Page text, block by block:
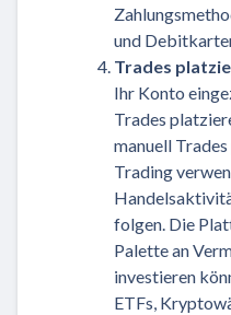
und
Trades
Ihr Konto
Trades
manuell
Trading
folgen. Die
Palette an
investieren
ETFs,